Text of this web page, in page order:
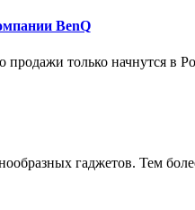
BenQ
продажи только начнутся в
гаджетов. Тем